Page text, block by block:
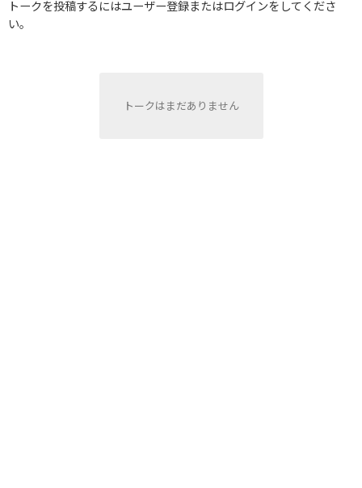
トークを投稿するにはユーザー登録またはログインをしてくださ
い。
トークはまだありません